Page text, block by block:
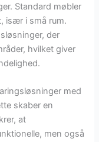
Standard møbler
især i små rum.
der
hvilket giver
med
skaber en
at
men også